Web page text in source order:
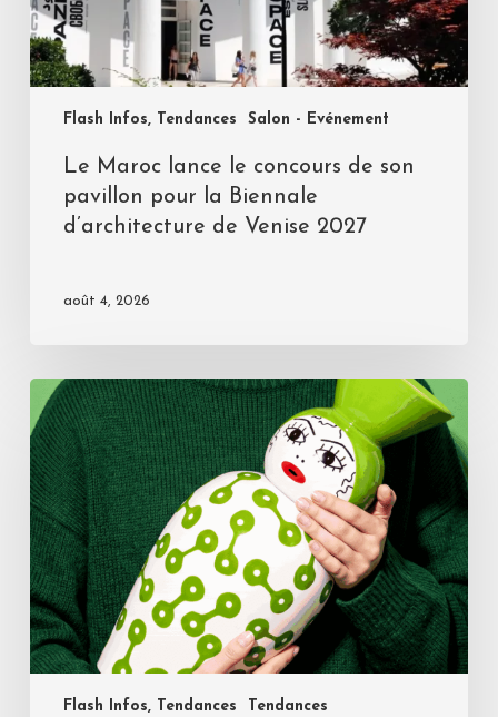
Flash Infos, Tendances Salon - Evénement
Le Maroc lance le concours de son
pavillon pour la Biennale
d’architecture de Venise 2027
août 4, 2026
Flash Infos, Tendances Tendances